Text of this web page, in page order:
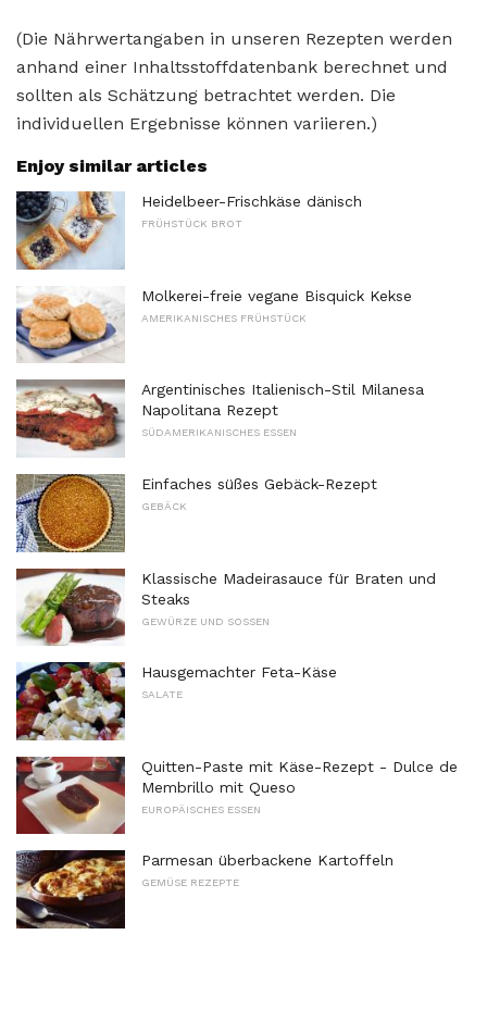
(Die Nährwertangaben in unseren Rezepten werden
anhand einer Inhaltsstoffdatenbank berechnet und
sollten als Schätzung betrachtet werden. Die
individuellen Ergebnisse können variieren.)
Enjoy similar articles
Heidelbeer-Frischkäse dänisch
FRÜHSTÜCK BROT
Molkerei-freie vegane Bisquick Kekse
AMERIKANISCHES FRÜHSTÜCK
Argentinisches Italienisch-Stil Milanesa
Napolitana Rezept
SÜDAMERIKANISCHES ESSEN
Einfaches süßes Gebäck-Rezept
GEBÄCK
Klassische Madeirasauce für Braten und
Steaks
GEWÜRZE UND SOSSEN
Hausgemachter Feta-Käse
SALATE
Quitten-Paste mit Käse-Rezept - Dulce de
Membrillo mit Queso
EUROPÄISCHES ESSEN
Parmesan überbackene Kartoffeln
GEMÜSE REZEPTE